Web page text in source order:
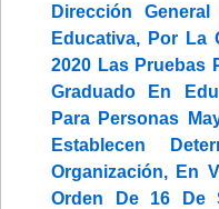
Dirección
Educativa, Por La
2020 Las Pruebas
Graduado En
Para Personas
Establecen
Organización, En
Orden De 16 De